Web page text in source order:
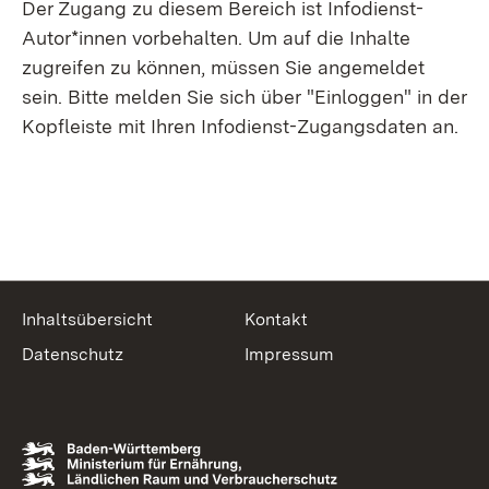
Der Zugang zu diesem Bereich ist Infodienst-
Autor*innen vorbehalten. Um auf die Inhalte
zugreifen zu können, müssen Sie angemeldet
sein. Bitte melden Sie sich über "Einloggen" in der
Kopfleiste mit Ihren Infodienst-Zugangsdaten an.
zur Website des MLR
Inhaltsübersicht
Kontakt
Datenschutz
Impressum